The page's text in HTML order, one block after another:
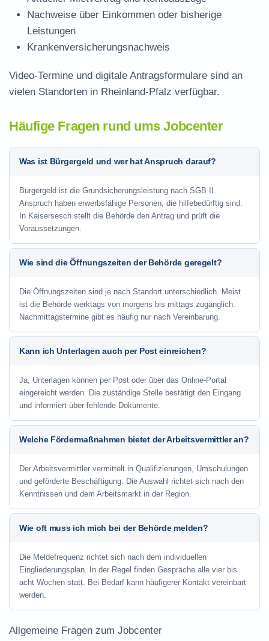
Nachweise über Einkommen oder bisherige
Leistungen
Krankenversicherungsnachweis
Video-Termine und digitale Antragsformulare sind an
vielen Standorten in Rheinland-Pfalz verfügbar.
Häufige Fragen rund ums Jobcenter
Was ist Bürgergeld und wer hat Anspruch darauf?
Bürgergeld ist die Grundsicherungsleistung nach SGB II.
Anspruch haben erwerbsfähige Personen, die hilfebedürftig sind.
In Kaisersesch stellt die Behörde den Antrag und prüft die
Voraussetzungen.
Wie sind die Öffnungszeiten der Behörde geregelt?
Die Öffnungszeiten sind je nach Standort unterschiedlich. Meist
ist die Behörde werktags von morgens bis mittags zugänglich.
Nachmittagstermine gibt es häufig nur nach Vereinbarung.
Kann ich Unterlagen auch per Post einreichen?
Ja, Unterlagen können per Post oder über das Online-Portal
eingereicht werden. Die zuständige Stelle bestätigt den Eingang
und informiert über fehlende Dokumente.
Welche Fördermaßnahmen bietet der Arbeitsvermittler an?
Der Arbeitsvermittler vermittelt in Qualifizierungen, Umschulungen
und geförderte Beschäftigung. Die Auswahl richtet sich nach den
Kenntnissen und dem Arbeitsmarkt in der Region.
Wie oft muss ich mich bei der Behörde melden?
Die Meldefrequenz richtet sich nach dem individuellen
Eingliederungsplan. In der Regel finden Gespräche alle vier bis
acht Wochen statt. Bei Bedarf kann häufigerer Kontakt vereinbart
werden.
Allgemeine Fragen zum Jobcenter